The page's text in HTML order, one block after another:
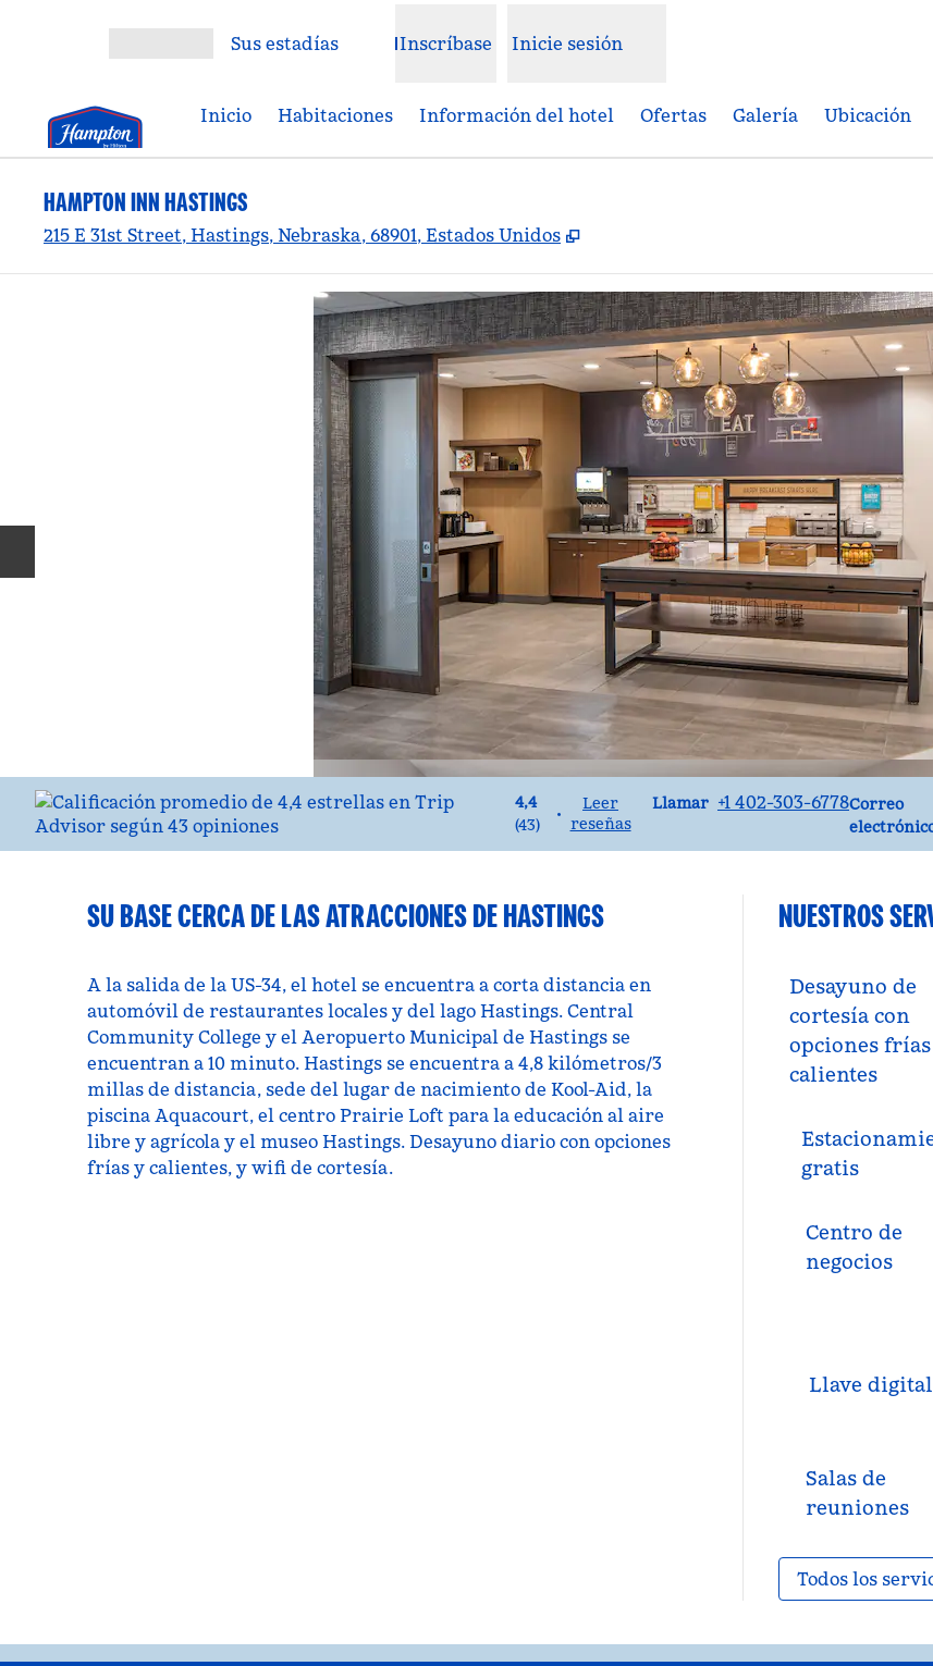
Sus estadías Inscríbase Inicie sesión
Inicio Habitaciones Información del hotel Ofertas Galería Ubicación
HAMPTON INN HASTINGS
215 E 31st Street, Hastings, Nebraska, 68901, Estados Unidos ,
4,4
(43)
•
Leer
reseñas
Llamar
Llame al+1 402-303-6778Correo
Correo
SU BASE CERCA DE LAS ATRACCIONES DE HASTINGS
A la salida de la US-34, el hotel se encuentra a corta distancia en
automóvil de restaurantes locales y del lago Hastings. Central
Community College y el Aeropuerto Municipal de Hastings se
encuentran a 10 minuto. Hastings se encuentra a 4,8 kilómetros/3
millas de distancia, sede del lugar de nacimiento de Kool-Aid, la
piscina Aquacourt, el centro Prairie Loft para la educación al aire
libre y agrícola y el museo Hastings. Desayuno diario con opciones
frías y calientes, y wifi de cortesía.
NUESTROS
Desayuno de
cortesía con
opciones
calientes
gratis
Centro de
negocios
Llave digital
Salas de
reuniones
Todos los